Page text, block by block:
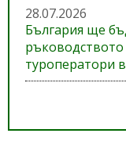
28.07.2026
България ще
туроператори